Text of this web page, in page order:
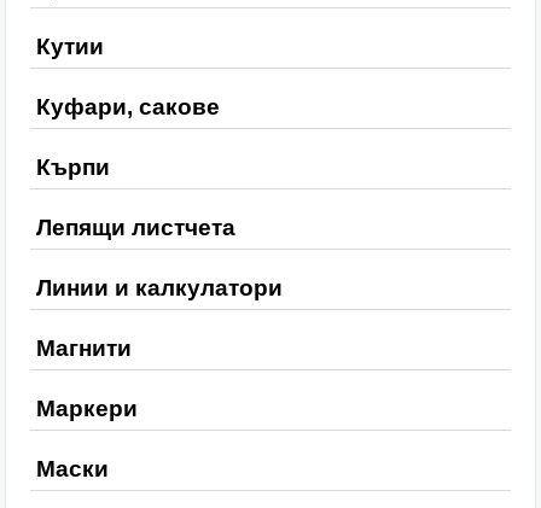
Кутии
Куфари, сакове
Кърпи
Лепящи листчета
Линии и калкулатори
Магнити
Маркери
Маски